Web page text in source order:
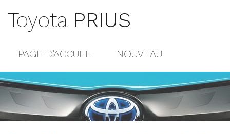
Toyota PRIUS
PAGE D'ACCUEIL NOUVEAU
POPULAIRE
CONTACTS